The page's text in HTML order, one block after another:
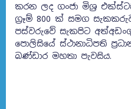
කරන ලද ගංජා මිශ්‍ර
ග්‍රෑම් 800 ක් සමග
පස්වරුවේ සැකපිට
පොලිසියේ ස්ථානාධිපති
බණ්ඩාර මහතා පැවසිය.